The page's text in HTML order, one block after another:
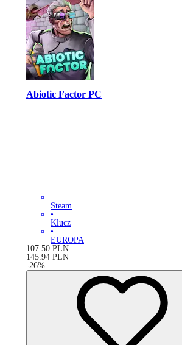
Abiotic Factor PC
Steam
•
Klucz
•
EUROPA
107.50 PLN
145.94 PLN
-26%